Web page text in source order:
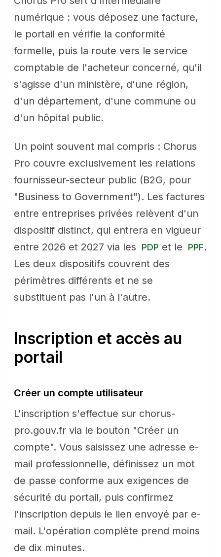
numérique : vous déposez une facture,
le portail en vérifie la conformité
formelle, puis la route vers le service
comptable de l'acheteur concerné, qu'il
s'agisse d'un ministère, d'une région,
d'un département, d'une commune ou
d'un hôpital public.
Un point souvent mal compris : Chorus
Pro couvre exclusivement les relations
fournisseur-secteur public (B2G, pour
"Business to Government"). Les factures
entre entreprises privées relèvent d'un
dispositif distinct, qui entrera en vigueur
entre 2026 et 2027 via les
PDP et le PPF.
Les deux dispositifs couvrent des
périmètres différents et ne se
substituent pas l'un à l'autre.
Inscription et accès au
portail
Créer un compte utilisateur
L'inscription s'effectue sur chorus-
pro.gouv.fr via le bouton "Créer un
compte". Vous saisissez une adresse e-
mail professionnelle, définissez un mot
de passe conforme aux exigences de
sécurité du portail, puis confirmez
l'inscription depuis le lien envoyé par e-
mail. L'opération complète prend moins
de dix minutes.